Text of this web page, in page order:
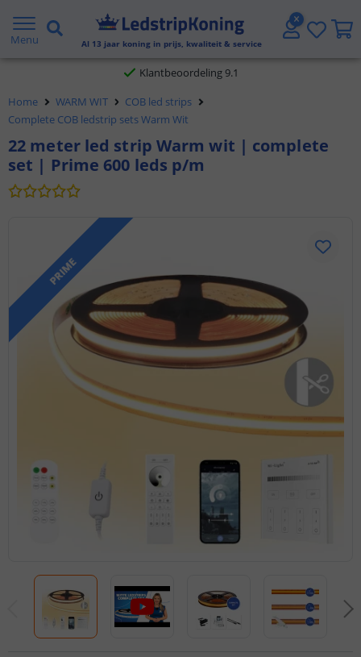
Menu Al 13 jaar koning in prijs, kwaliteit & service
Gratis verzending vanaf € 20,- NL en BE
Klantbeoordeling 9.1
Voor 23:45 uur besteld,
Home WARM WIT
COB led strips
Complete COB ledstrip sets Warm Wit
22 meter led strip Warm wit | complete
set | Prime 600 leds p/m
PRIME